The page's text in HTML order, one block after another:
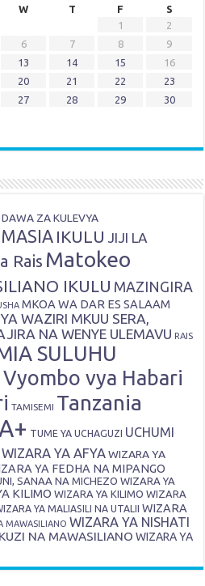
W T F
S
1
2
6 7 8
9
13 14 15
16
20 21 22
23
27 28 29
30
DAWA ZA KULEVYA
IKULU JIJI LA
Rais Matokeo
IKULU MAZINGIRA
MKOA WA DAR ES SALAAM
WAZIRI MKUU SERA,
NA WENYE ULEMAVU RAIS
SULUHU
vya Habari
TAMISEMI Tanzania
TUME YA UCHAGUZI UCHUMI
WIZARA YA AFYA WIZARA YA
YA FEDHA NA MIPANGO
SANAA NA MICHEZO WIZARA YA
KILIMO WIZARA YA KILIMO WIZARA
YA MALIASILI NA UTALII WIZARA
MAWASILIANO WIZARA YA NISHATI
NA MAWASILIANO WIZARA YA